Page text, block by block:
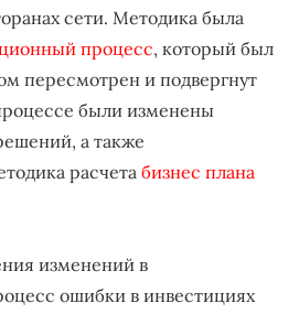
сети. Методика была
процесс, который был
пересмотрен и подвергнут
были изменены
а также
расчетабизнес плана
изменений в
ошибки в инвестициях